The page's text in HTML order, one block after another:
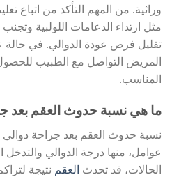
وراثية. من المهم التأكد من اتباع
مثل ارتداء الدعامات اللولبية
تقليل فرص عودة الدوالي. في حالة
المريض التواصل مع الطبيب للحصول
المناسب.
ما هي نسبة حدوث العقم بعد
نسبة حدوث العقم بعد جراحة
عوامل، منها درجة الدوالي
الحالات، قد تحدث
العقم نتيجة